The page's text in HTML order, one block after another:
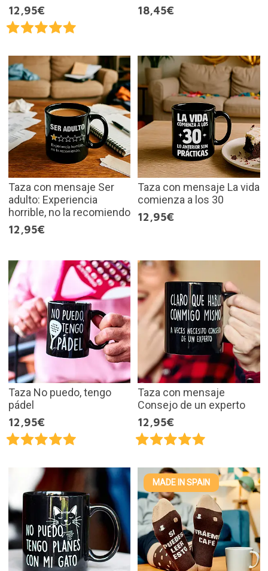
12,95€
18,45€
Taza con mensaje Ser
adulto: Experiencia
horrible, no la recomiendo
12,95€
Taza con mensaje La vida
comienza a los 30
12,95€
Taza No puedo, tengo
pádel
12,95€
Taza con mensaje
Consejo de un experto
12,95€
MADE IN SPAIN